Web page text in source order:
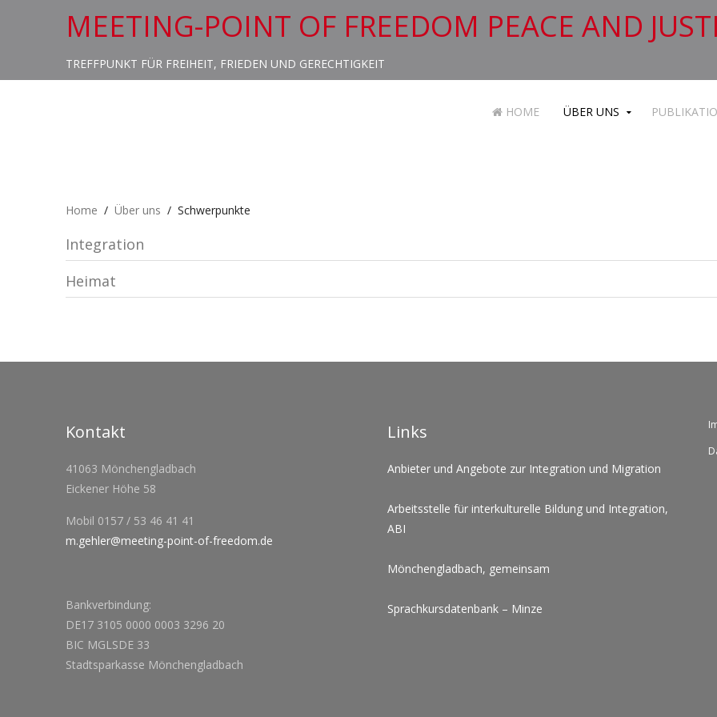
MEETING-POINT OF FREEDOM PEACE AND
TREFFPUNKT FÜR FREIHEIT, FRIEDEN UND GERECHTIGKEIT
HOME ÜBER UNS
Home Über uns Schwerpunkte
Integration
Heimat
Kontakt
41063 Mönchengladbach
Eickener Höhe 58
Mobil 0157 / 53 46 41 41
m.gehler@meeting-point-of-freedom.de
Bankverbindung:
DE17 3105 0000 0003 3296 20
BIC MGLSDE 33
Stadtsparkasse Mönchengladbach
Links
Anbieter und Angebote zur Integration und Migration
Arbeitsstelle für interkulturelle Bildung und Integration,
ABI
Mönchengladbach, gemeinsam
Sprachkursdatenbank – Minze